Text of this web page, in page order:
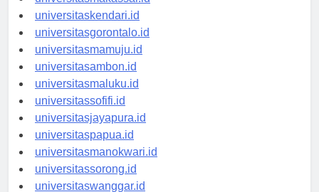
universitasmakassar.id
universitaskendari.id
universitasgorontalo.id
universitasmamuju.id
universitasambon.id
universitasmaluku.id
universitassofifi.id
universitasjayapura.id
universitaspapua.id
universitasmanokwari.id
universitassorong.id